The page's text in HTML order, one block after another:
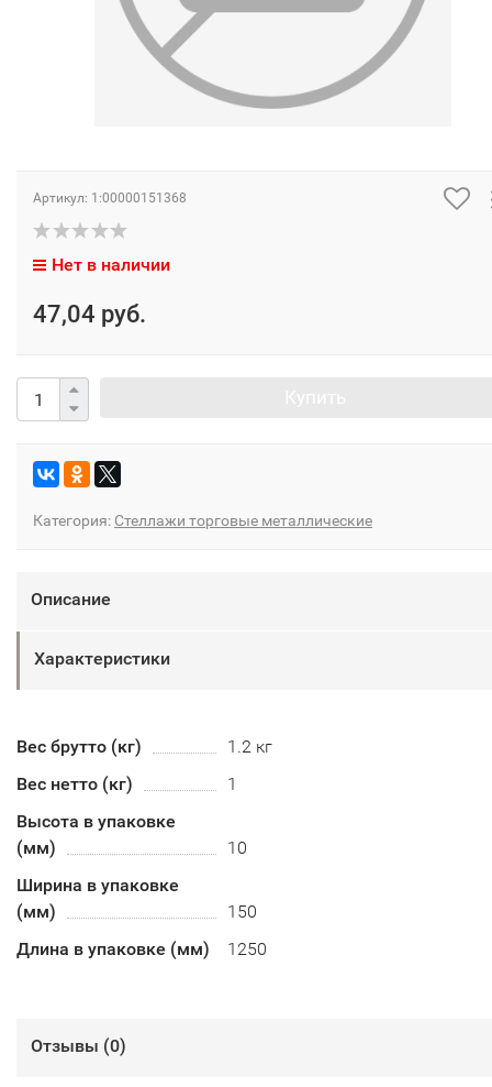
Артикул: 1:00000151368
Нет в наличии
47,04 руб.
Категория: Стеллажи торговые металлические
Описание
Характеристики
Вес брутто (кг)
1.2 кг
Вес нетто (кг)
1
Высота в упаковке
(мм)
10
Ширина в упаковке
(мм)
150
Длина в упаковке (мм)
1250
Отзывы (0)